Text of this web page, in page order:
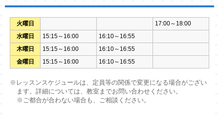
火曜日
17:00～18:00
水曜日
15:15～16:00
16:10～16:55
木曜日
15:15～16:00
16:10～16:55
金曜日
15:15～16:00 16:10～16:55
※レッスンスケジュールは、定員等の関係で変更になる場合がござい
ます。詳細については、教室までお問い合わせください。
※ご都合が合わない場合も、ご相談ください。